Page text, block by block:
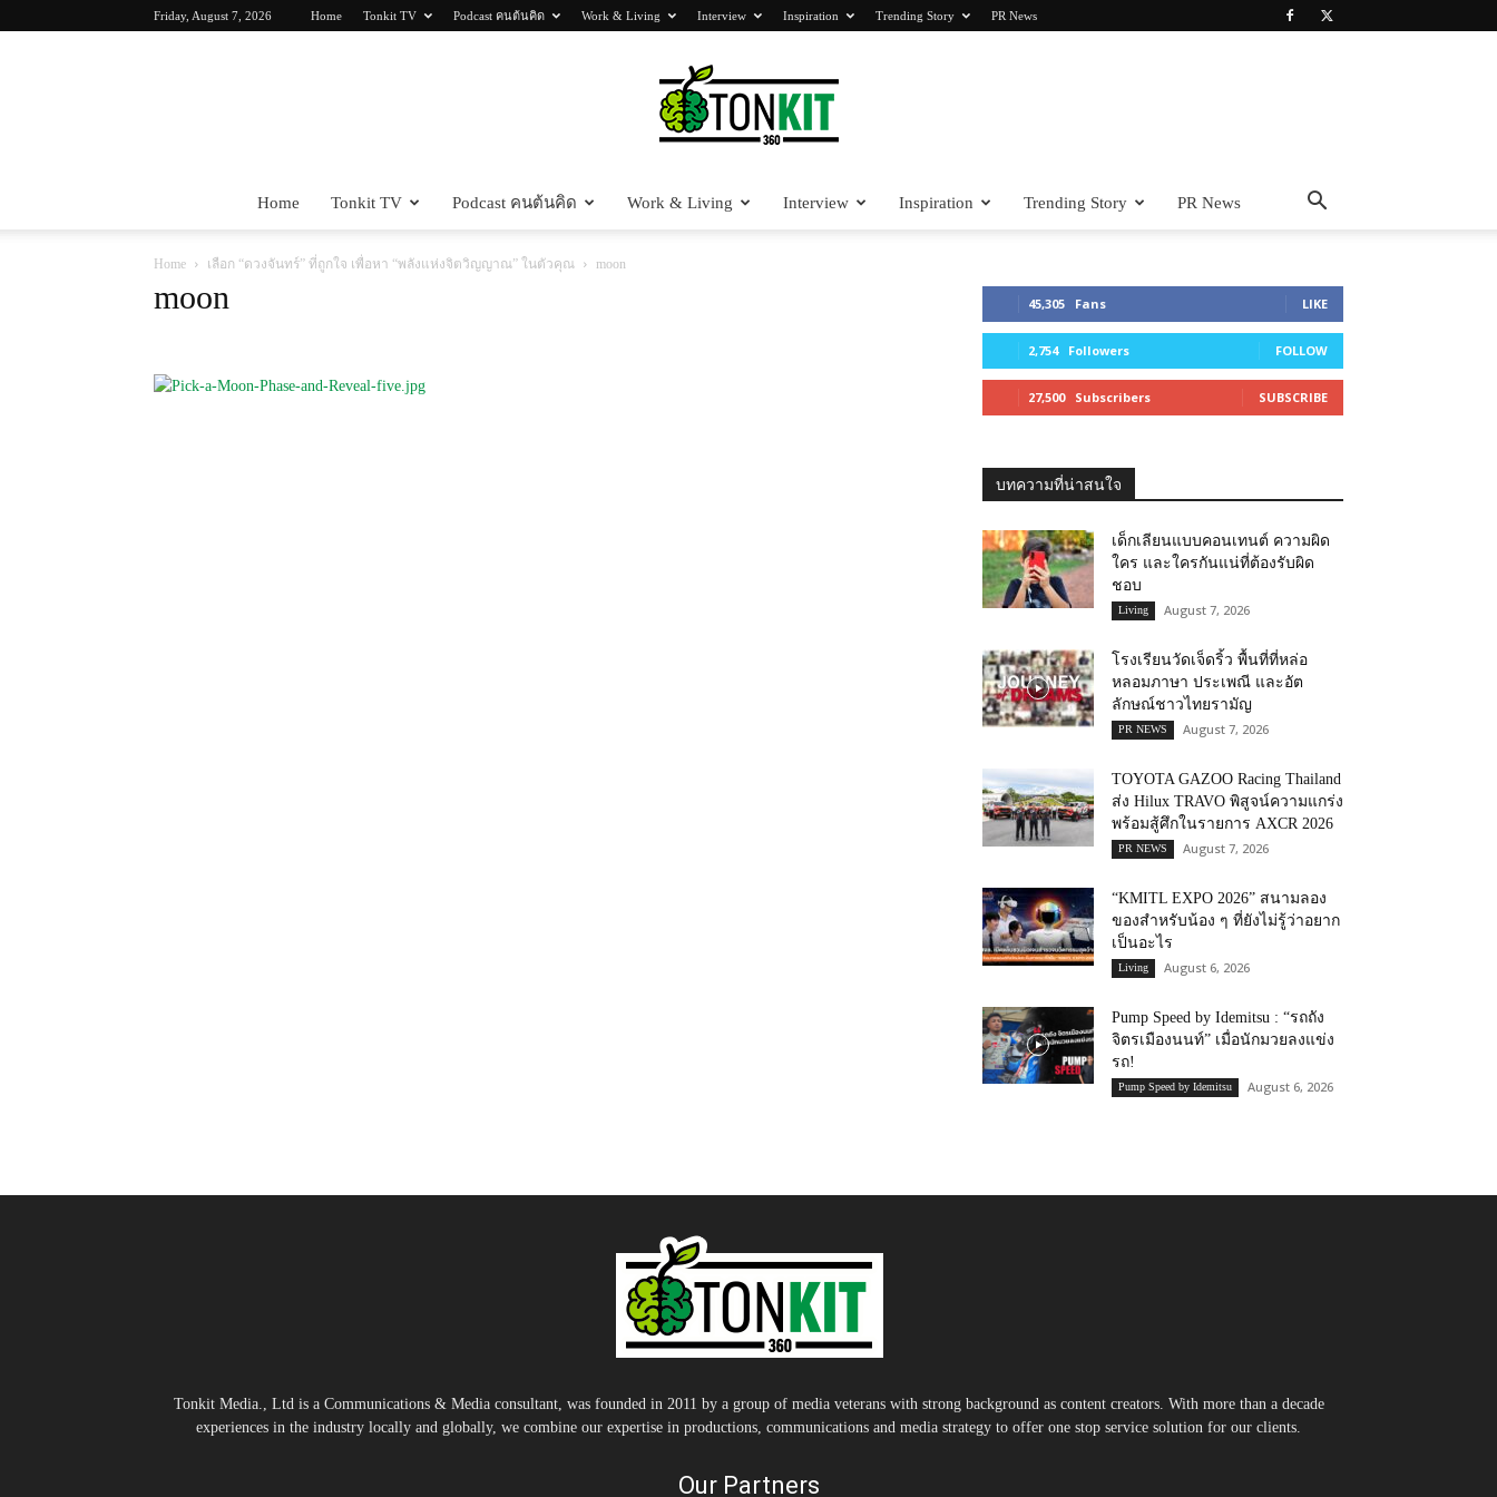
Friday, August 7, 2026 Home Tonkit TV Podcast คนต้นคิด Work & Living Interview Inspiration Trending Story PR News
Home Tonkit TV Podcast คนต้นคิด Work & Living Interview Inspiration Trending Story PR News
Home เลือก “ดวงจันทร์” ที่ถูกใจ เพื่อหา “พลังแห่งจิตวิญญาณ” ในตัวคุณ moon
moon 45,305 Fans LIKE
2,754 Followers FOLLOW
27,500 Subscribers SUBSCRIBE
บทความที่น่าสนใจ
เด็กเลียนแบบคอนเทนต์ ความผิด
ใคร และใครกันแน่ที่ต้องรับผิด
ชอบ
Living August 7, 2026
โรงเรียนวัดเจ็ดริ้ว พื้นที่ที่หล่อ
หลอมภาษา ประเพณี และอัต
ลักษณ์ชาวไทยรามัญ
PR NEWS August 7, 2026
TOYOTA GAZOO Racing Thailand
ส่ง Hilux TRAVO พิสูจน์ความแกร่ง
พร้อมสู้ศึกในรายการ AXCR 2026
PR NEWS August 7, 2026
“KMITL EXPO 2026” สนามลอง
ของสำหรับน้อง ๆ ที่ยังไม่รู้ว่าอยาก
เป็นอะไร
Living August 6, 2026
Pump Speed by Idemitsu : “รถถัง
จิตรเมืองนนท์” เมื่อนักมวยลงแข่ง
รถ!
Pump Speed by Idemitsu August 6, 2026
Tonkit Media., Ltd is a Communications & Media consultant, was founded in 2011 by a group of media veterans with strong background as content creators. With more than a decade
experiences in the industry locally and globally, we combine our expertise in productions, communications and media strategy to offer one stop service solution for our clients.
Our Partners